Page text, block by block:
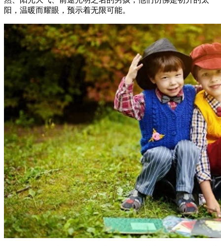
阳，温暖而耀眼，预示着无限可能。